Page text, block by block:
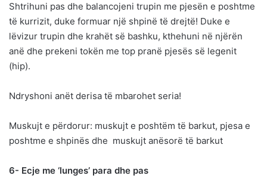
Shtrihuni pas dhe balancojeni trupin me pjesën e poshtme
të kurrizit, duke formuar një shpinë të drejtë! Duke e
lëvizur trupin dhe krahët së bashku, kthehuni në njërën
anë dhe prekeni tokën me top pranë pjesës së legenit
(hip).
Ndryshoni anët derisa të mbarohet seria!
Muskujt e përdorur: muskujt e poshtëm të barkut, pjesa e
poshtme e shpinës dhe muskujt anësorë të barkut
6- Ecje me ‘lunges’ para dhe pas